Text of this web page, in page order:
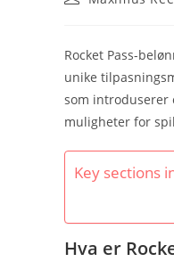
Rocket Pass-
unike
som introduserer
muligheter for
Key sections
Hva er